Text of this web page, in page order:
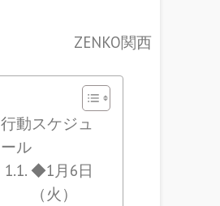
ZENKO関西
行動スケジュ
ール
◆1月6日
（火）